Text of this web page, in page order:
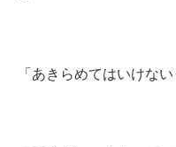
「あきらめてはいけない